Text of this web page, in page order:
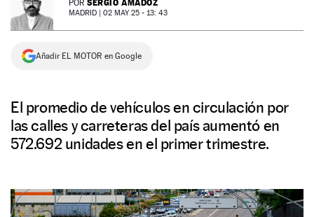
NEWSLETTER
SÍGUENOS
POR SERGIO AMADOZ
MADRID | 02 MAY 25 - 13: 43
Añadir EL MOTOR en Google
El promedio de vehículos en circulación por
las calles y carreteras del país aumentó en
572.692 unidades en el primer trimestre.